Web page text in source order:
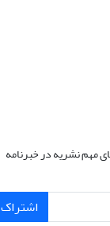
مهم نشریه در خبرنامه
اشتراک